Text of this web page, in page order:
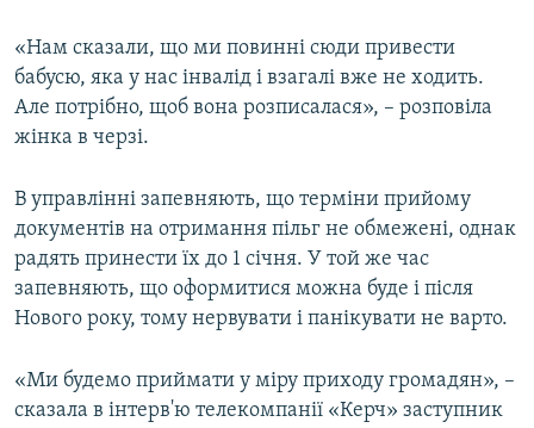
«Нам сказали, що ми повинні сюди привести
бабусю, яка у нас інвалід і взагалі вже не ходить.
Але потрібно, щоб вона розписалася», – розповіла
жінка в черзі.
В управлінні запевняють, що терміни прийому
документів на отримання пільг не обмежені, однак
радять принести їх до 1 січня. У той же час
запевняють, що оформитися можна буде і після
Нового року, тому нервувати і панікувати не варто.
«Ми будемо приймати у міру приходу громадян», –
сказала в інтерв'ю телекомпанії «Керч» заступник